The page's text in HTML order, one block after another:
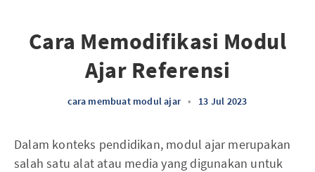
Cara Memodifikasi Modul
Ajar Referensi
cara membuat modul ajar • 13 Jul 2023
Dalam konteks pendidikan, modul ajar merupakan
salah satu alat atau media yang digunakan untuk